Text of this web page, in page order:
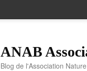
ANAB
Blog de l'Association